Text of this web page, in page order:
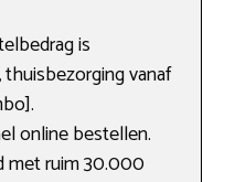
is
vanaf
online bestellen.
met ruim 30.000